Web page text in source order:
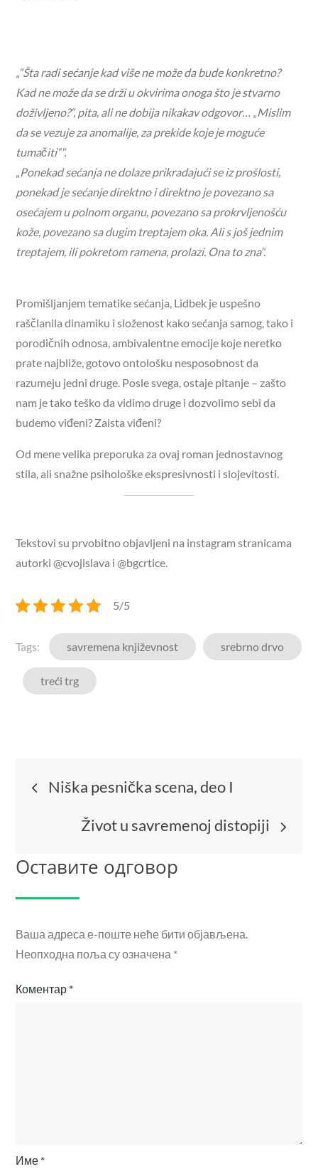
„“Šta radi sećanje kad više ne može da bude konkretno?
Kad ne može da se drži u okvirima onoga što je stvarno
doživljeno?“, pita, ali ne dobija nikakav odgovor… „Mislim
da se vezuje za anomalije, za prekide koje je moguće
tumačiti““.
„Ponekad sećanja ne dolaze prikradajući se iz prošlosti,
ponekad je sećanje direktno i direktno je povezano sa
osećajem u polnom organu, povezano sa prokrvljenošću
kože, povezano sa dugim treptajem oka. Ali s još jednim
treptajem, ili pokretom ramena, prolazi. Ona to zna“.
Promišljanjem tematike sećanja, Lidbek je uspešno
raščlanila dinamiku i složenost kako sećanja samog, tako i
porodičnih odnosa, ambivalentne emocije koje neretko
prate najbliže, gotovo ontološku nesposobnost da
razumeju jedni druge. Posle svega, ostaje pitanje – zašto
nam je tako teško da vidimo druge i dozvolimo sebi da
budemo viđeni? Zaista viđeni?
Od mene velika preporuka za ovaj roman jednostavnog
stila, ali snažne psihološke ekspresivnosti i slojevitosti.
Tekstovi su prvobitno objavljeni na instagram stranicama
autorki @cvojislava i @bgcrtice.
5/5
Tags: savremena književnost srebrno drvo
treći trg
Niška pesnička scena, deo I
Život u savremenoj distopiji
Оставите одговор
Ваша адреса е-поште неће бити објављена.
Неопходна поља су означена *
Коментар *
Име *